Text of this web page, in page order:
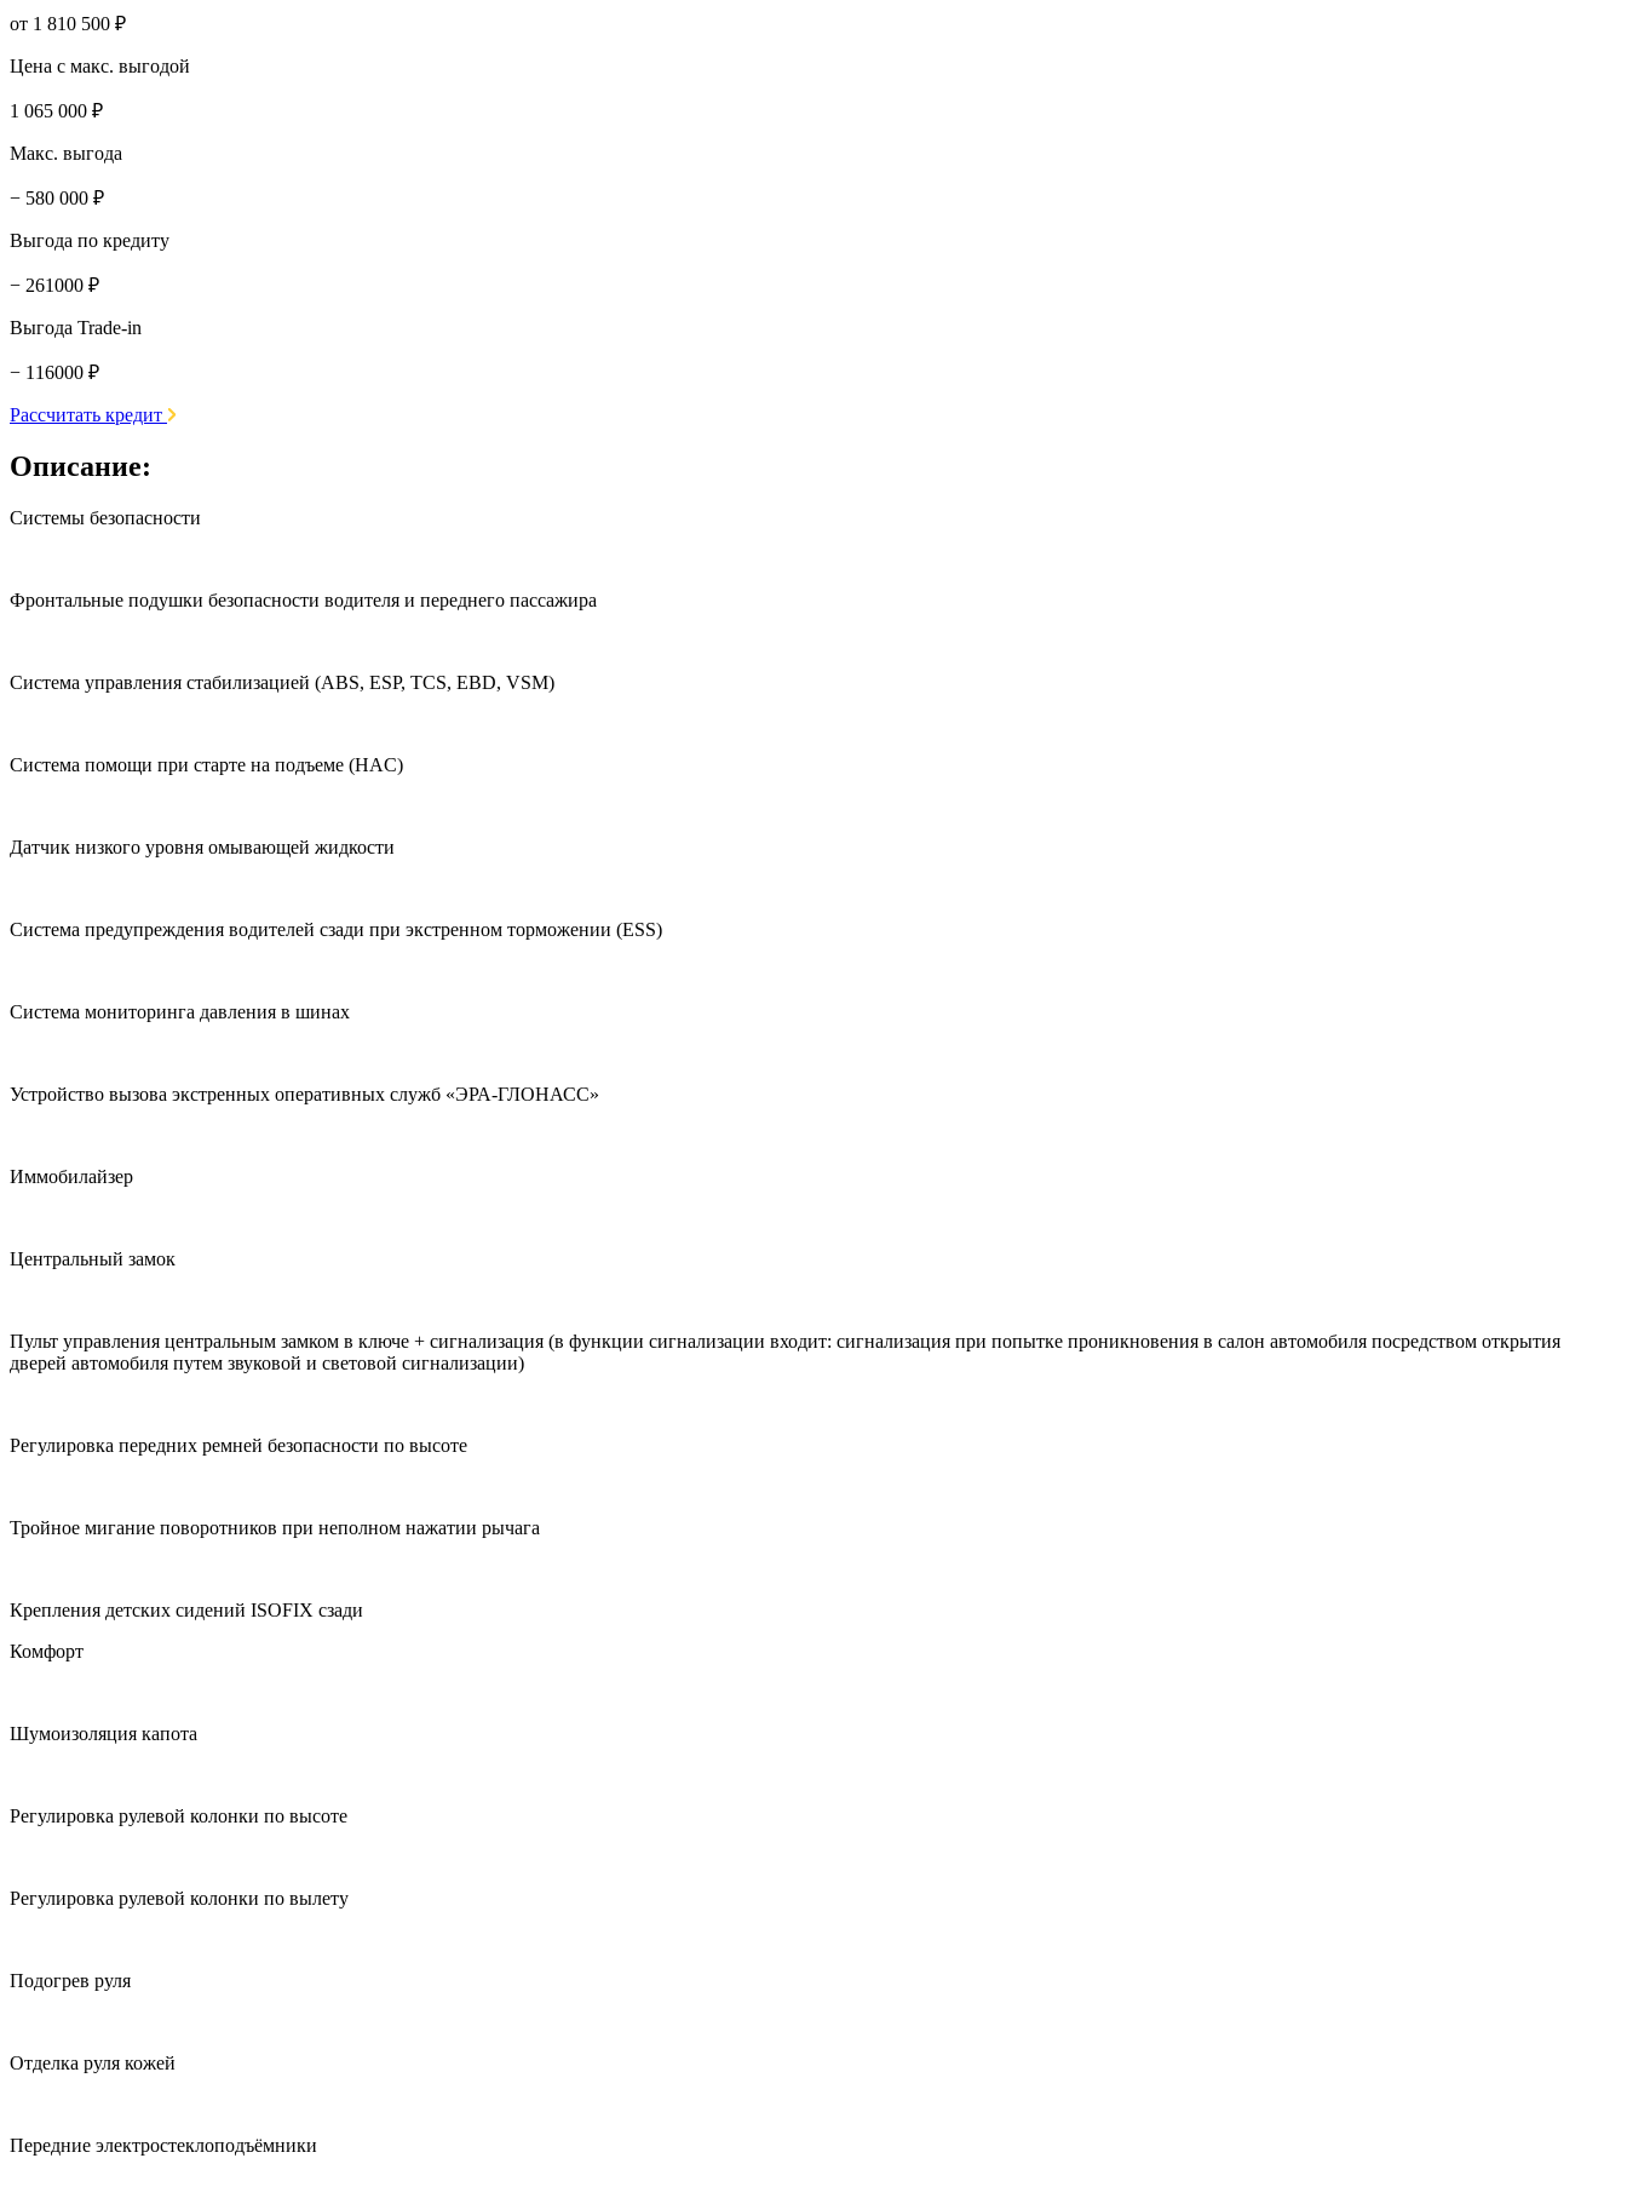
от 1 810 500 ₽
Цена с макс. выгодой
1 065 000 ₽
Макс. выгода
− 580 000 ₽
Выгода по кредиту
− 261000 ₽
Выгода Trade-in
− 116000 ₽
Рассчитать кредит
Описание:
Системы безопасности
Фронтальные подушки безопасности водителя и переднего пассажира
Система управления стабилизацией (ABS, ESP, TCS, EBD, VSM)
Система помощи при старте на подъеме (HAC)
Датчик низкого уровня омывающей жидкости
Система предупреждения водителей сзади при экстренном торможении (ESS)
Система мониторинга давления в шинах
Устройство вызова экстренных оперативных служб «ЭРА-ГЛОНАСС»
Иммобилайзер
Центральный замок
Пульт управления центральным замком в ключе + сигнализация (в функции сигнализации входит: сигнализация при попытке проникновения в салон автомобиля посредством открытия
дверей автомобиля путем звуковой и световой сигнализации)
Регулировка передних ремней безопасности по высоте
Тройное мигание поворотников при неполном нажатии рычага
Крепления детских сидений ISOFIX сзади
Комфорт
Шумоизоляция капота
Регулировка рулевой колонки по высоте
Регулировка рулевой колонки по вылету
Подогрев руля
Отделка руля кожей
Передние электростеклоподъёмники